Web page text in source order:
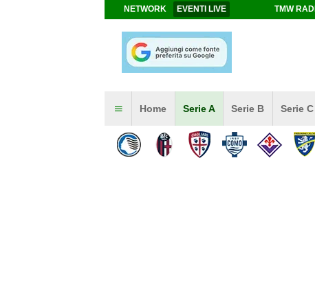
NETWORK EVENTI LIVE TMW
Home Serie A Serie B Serie C